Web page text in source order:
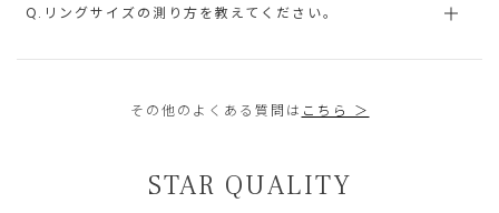
Q.リングサイズの測り方を教えてください。
その他のよくある質問は こちら ＞
STAR QUALITY